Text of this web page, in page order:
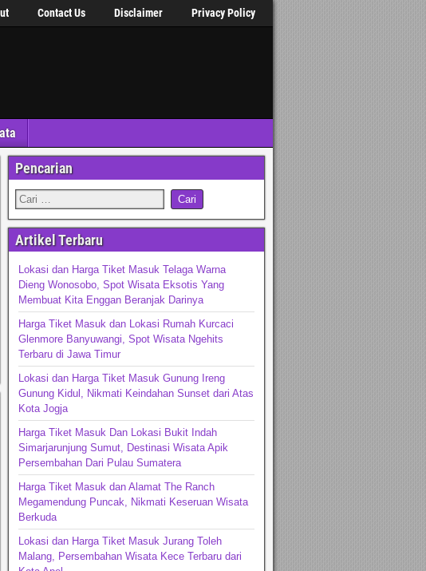
Contact Us Disclaimer Privacy Policy
Pencarian
Artikel Terbaru
Lokasi dan Harga Tiket Masuk Telaga Warna
Dieng Wonosobo, Spot Wisata Eksotis Yang
Membuat Kita Enggan Beranjak Darinya
Harga Tiket Masuk dan Lokasi Rumah Kurcaci
Glenmore Banyuwangi, Spot Wisata Ngehits
Terbaru di Jawa Timur
Lokasi dan Harga Tiket Masuk Gunung Ireng
Gunung Kidul, Nikmati Keindahan Sunset dari Atas
Kota Jogja
Harga Tiket Masuk Dan Lokasi Bukit Indah
Simarjarunjung Sumut, Destinasi Wisata Apik
Persembahan Dari Pulau Sumatera
Harga Tiket Masuk dan Alamat The Ranch
Megamendung Puncak, Nikmati Keseruan Wisata
Berkuda
Lokasi dan Harga Tiket Masuk Jurang Toleh
Malang, Persembahan Wisata Kece Terbaru dari